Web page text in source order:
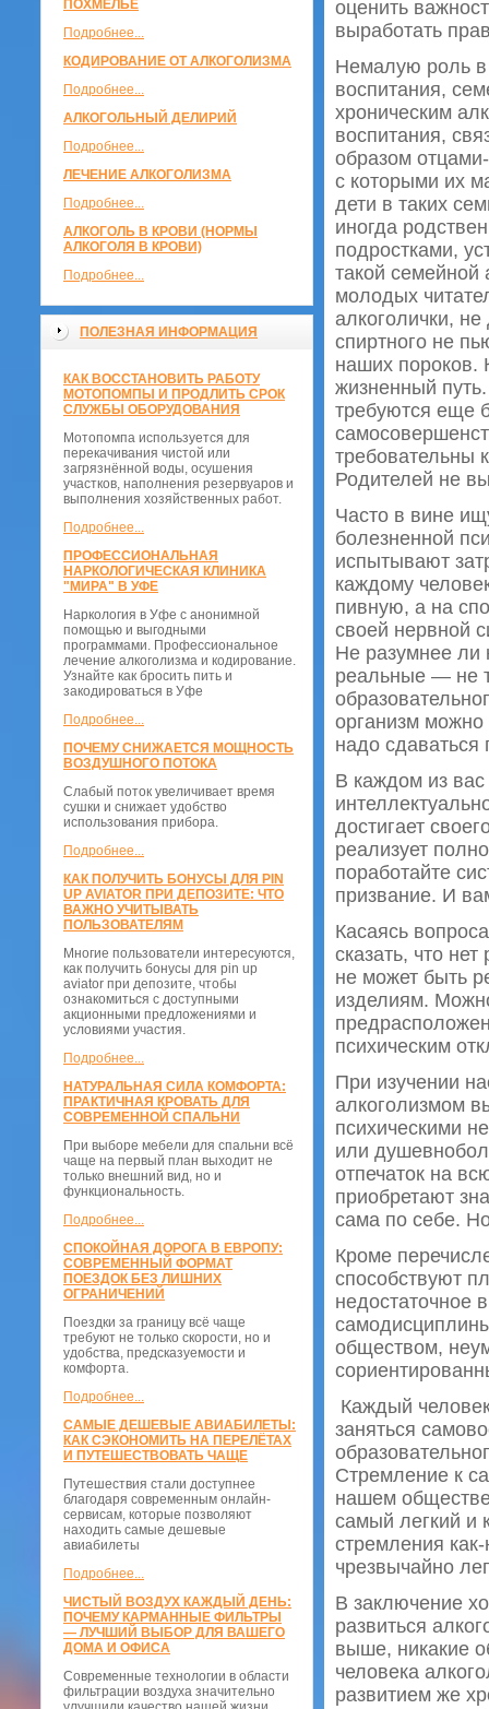
ПОХМЕЛЬЕ
Подробнее...
КОДИРОВАНИЕ ОТ АЛКОГОЛИЗМА
Подробнее...
АЛКОГОЛЬНЫЙ ДЕЛИРИЙ
Подробнее...
ЛЕЧЕНИЕ АЛКОГОЛИЗМА
Подробнее...
АЛКОГОЛЬ В КРОВИ (НОРМЫ
АЛКОГОЛЯ В КРОВИ)
Подробнее...
ПОЛЕЗНАЯ ИНФОРМАЦИЯ
КАК ВОССТАНОВИТЬ РАБОТУ
МОТОПОМПЫ И ПРОДЛИТЬ СРОК
СЛУЖБЫ ОБОРУДОВАНИЯ
Мотопомпа используется для
перекачивания чистой или
загрязнённой воды, осушения
участков, наполнения резервуаров и
выполнения хозяйственных работ.
Подробнее...
ПРОФЕССИОНАЛЬНАЯ
НАРКОЛОГИЧЕСКАЯ КЛИНИКА
"МИРА" В УФЕ
Наркология в Уфе с анонимной
помощью и выгодными
программами. Профессиональное
лечение алкоголизма и кодирование.
Узнайте как бросить пить и
закодироваться в Уфе
Подробнее...
ПОЧЕМУ СНИЖАЕТСЯ МОЩНОСТЬ
ВОЗДУШНОГО ПОТОКА
Слабый поток увеличивает время
сушки и снижает удобство
использования прибора.
Подробнее...
КАК ПОЛУЧИТЬ БОНУСЫ ДЛЯ PIN
UP AVIATOR ПРИ ДЕПОЗИТЕ: ЧТО
ВАЖНО УЧИТЫВАТЬ
ПОЛЬЗОВАТЕЛЯМ
Многие пользователи интересуются,
как получить бонусы для pin up
aviator при депозите, чтобы
ознакомиться с доступными
акционными предложениями и
условиями участия.
Подробнее...
НАТУРАЛЬНАЯ СИЛА КОМФОРТА:
ПРАКТИЧНАЯ КРОВАТЬ ДЛЯ
СОВРЕМЕННОЙ СПАЛЬНИ
При выборе мебели для спальни всё
чаще на первый план выходит не
только внешний вид, но и
функциональность.
Подробнее...
СПОКОЙНАЯ ДОРОГА В ЕВРОПУ:
СОВРЕМЕННЫЙ ФОРМАТ
ПОЕЗДОК БЕЗ ЛИШНИХ
ОГРАНИЧЕНИЙ
Поездки за границу всё чаще
требуют не только скорости, но и
удобства, предсказуемости и
комфорта.
Подробнее...
САМЫЕ ДЕШЕВЫЕ АВИАБИЛЕТЫ:
КАК СЭКОНОМИТЬ НА ПЕРЕЛЁТАХ
И ПУТЕШЕСТВОВАТЬ ЧАЩЕ
Путешествия стали доступнее
благодаря современным онлайн-
сервисам, которые позволяют
находить самые дешевые
авиабилеты
Подробнее...
ЧИСТЫЙ ВОЗДУХ КАЖДЫЙ ДЕНЬ:
ПОЧЕМУ КАРМАННЫЕ ФИЛЬТРЫ
— ЛУЧШИЙ ВЫБОР ДЛЯ ВАШЕГО
ДОМА И ОФИСА
Современные технологии в области
фильтрации воздуха значительно
оценить
выработать
Немалую роль в
воспитания,
хроническим
воспитания,
образом
с которыми их
дети в таких
иногда
подростками,
такой семейной
молодых
алкоголички,
спиртного не
наших пороков.
жизненный
требуются еще
требовательны
Родителей не
Часто в вине
болезненной
испытывают
каждому
пивную, а на
своей нервной
Не разумнее ли
реальные — не
организм можно
надо сдаваться
В каждом из вас
достигает
реализует
поработайте
призвание. И
Касаясь
сказать, что
не может быть
изделиям.
психическим
При изучении
алкоголизмом
психическими
или
отпечаток на
приобретают
сама по себе.
Кроме
способствуют
недостаточное
обществом,
Каждый
заняться
Стремление к
нашем
самый легкий и
стремления
чрезвычайно
В заключение
развиться
выше, никакие
человека
развитием же